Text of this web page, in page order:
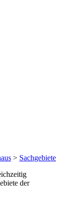
> Sachgebiete
der